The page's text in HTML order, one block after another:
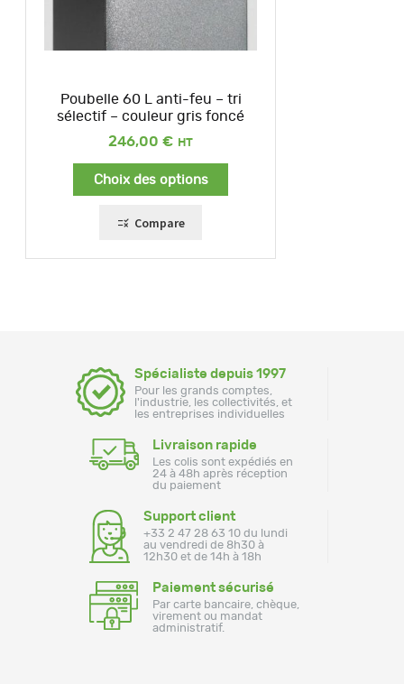
Poubelle 60 L anti-feu – tri
sélectif – couleur gris foncé
246,00 €
Choix des options
Compare
Spécialiste depuis 1997
Pour les grands comptes,
l'industrie, les collectivités, et
les entreprises individuelles
Livraison rapide
Les colis sont expédiés en
24 à 48h après réception
du paiement
Support client
+33 2 47 28 63 10 du lundi
au vendredi de 8h30 à
12h30 et de 14h à 18h
Paiement sécurisé
Par carte bancaire, chèque,
virement ou mandat
administratif.